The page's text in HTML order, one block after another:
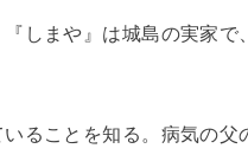
しまや』は城島の実家で
ることを知る。病気の父